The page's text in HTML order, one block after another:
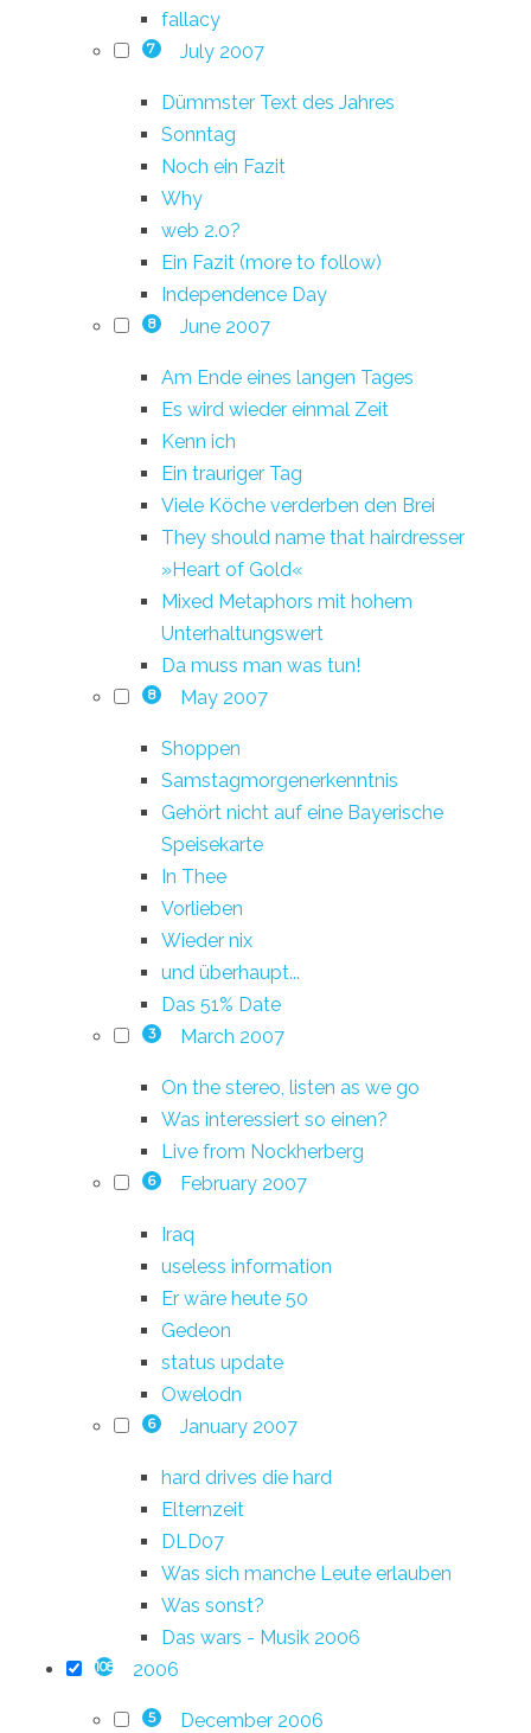
fallacy
7 July 2007
Dümmster Text des Jahres
Sonntag
Noch ein Fazit
Why
web 2.0?
Ein Fazit (more to follow)
Independence Day
8 June 2007
Am Ende eines langen Tages
Es wird wieder einmal Zeit
Kenn ich
Ein trauriger Tag
Viele Köche verderben den Brei
They should name that hairdresser
»Heart of Gold«
Mixed Metaphors mit hohem
Unterhaltungswert
Da muss man was tun!
8 May 2007
Shoppen
Samstagmorgenerkenntnis
Gehört nicht auf eine Bayerische
Speisekarte
In Thee
Vorlieben
Wieder nix
und überhaupt...
Das 51% Date
3 March 2007
On the stereo, listen as we go
Was interessiert so einen?
Live from Nockherberg
6 February 2007
Iraq
useless information
Er wäre heute 50
Gedeon
status update
Owelodn
6 January 2007
hard drives die hard
Elternzeit
DLD07
Was sich manche Leute erlauben
Was sonst?
Das wars - Musik 2006
108 2006
5 December 2006